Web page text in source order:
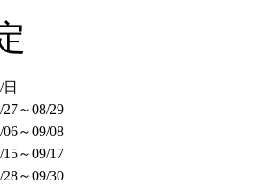
日
27～08/29
06～09/08
15～09/17
28～09/30